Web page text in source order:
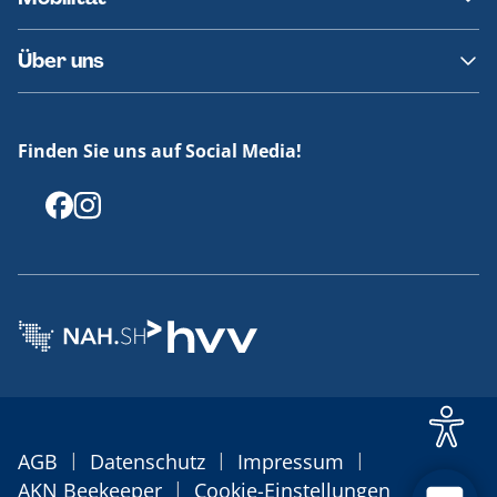
Fundsachen
Häufige Fragen
Barrierefreies Reisen
Erklärung Barrierefreiheit
Über uns
Offenlegungen
Finden Sie uns auf Social Media!
AGB | Datenschutz | Impressum |
AKN Beekeeper | Cookie-Einstellungen